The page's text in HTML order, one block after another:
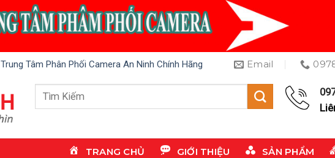
Trung Tâm Phân Phối Camera An Ninh Chính Hãng Email
Tìm
TRANG CHỦ GIỚI THIỆU SẢN PHẨM